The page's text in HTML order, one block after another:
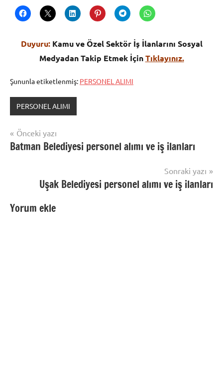
Duyuru:Kamu ve Özel Sektör İş İlanlarını Sosyal
Medyadan Takip Etmek İçinTıklayınız.
Şununla etiketlenmiş: PERSONEL ALIMI
PERSONEL ALIMI
Yazı
gezinmesi
Önceki yazı
Batman Belediyesi personel alımı ve iş ilanları
Sonraki yazı
Uşak Belediyesi personel alımı ve iş ilanları
Yorum ekle